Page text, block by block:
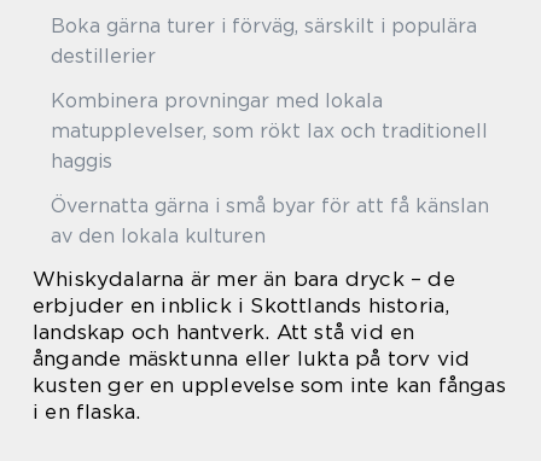
Boka gärna turer i förväg, särskilt i populära
destillerier
Kombinera provningar med lokala
matupplevelser, som rökt lax och traditionell
haggis
Övernatta gärna i små byar för att få känslan
av den lokala kulturen
Whiskydalarna är mer än bara dryck – de
erbjuder en inblick i Skottlands historia,
landskap och hantverk. Att stå vid en
ångande mäsktunna eller lukta på torv vid
kusten ger en upplevelse som inte kan fångas
i en flaska.